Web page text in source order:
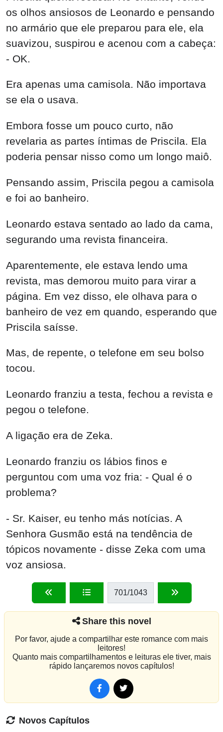
os olhos ansiosos de Leonardo e pensando
no armário que ele preparou para ele, ela
suavizou, suspirou e acenou com a cabeça:
- OK.
Era apenas uma camisola. Não importava
se ela o usava.
Embora fosse um pouco curto, não
revelaria as partes íntimas de Priscila. Ela
poderia pensar nisso como um longo maiô.
Pensando assim, Priscila pegou a camisola
e foi ao banheiro.
Leonardo estava sentado ao lado da cama,
segurando uma revista financeira.
Aparentemente, ele estava lendo uma
revista, mas demorou muito para virar a
página. Em vez disso, ele olhava para o
banheiro de vez em quando, esperando que
Priscila saísse.
Mas, de repente, o telefone em seu bolso
tocou.
Leonardo franziu a testa, fechou a revista e
pegou o telefone.
A ligação era de Zeka.
Leonardo franziu os lábios finos e
perguntou com uma voz fria: - Qual é o
problema?
- Sr. Kaiser, eu tenho más notícias. A
Senhora Gusmão está na tendência de
tópicos novamente - disse Zeka com uma
voz ansiosa.
701/1043
Share this novel
Por favor, ajude a compartilhar este romance com mais
leitores!
Quanto mais compartilhamentos e leituras ele tiver, mais
rápido lançaremos novos capítulos!
Novos Capítulos